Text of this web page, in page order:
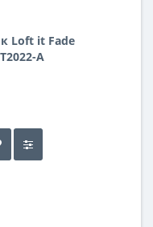
Loft it Fade
A